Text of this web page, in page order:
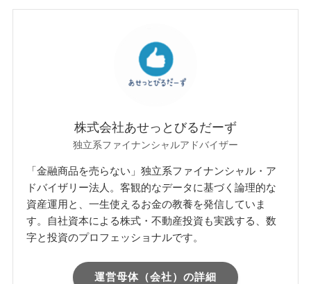
株式会社あせっとびるだーず
独立系ファイナンシャルアドバイザー
「金融商品を売らない」独立系ファイナンシャル・ア
ドバイザリー法人。客観的なデータに基づく論理的な
資産運用と、一生使えるお金の教養を発信していま
す。自社資本による株式・不動産投資も実践する、数
字と投資のプロフェッショナルです。
運営母体（会社）の詳細